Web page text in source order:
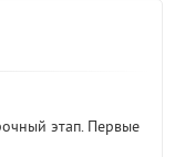
этап. Первые